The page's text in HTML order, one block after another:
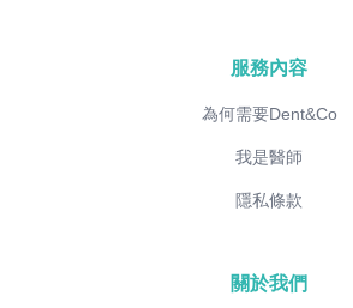
服務內容
為何需要Dent&Co
我是醫師
隱私條款
關於我們